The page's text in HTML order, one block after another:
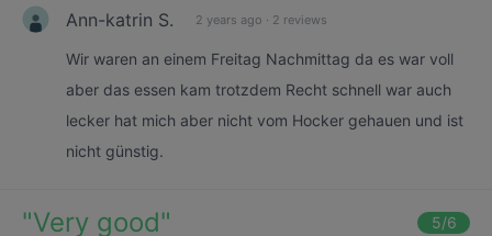
Ann-katrin S. 2 years ago · 2 reviews
Wir waren an einem Freitag Nachmittag da es war voll
aber das essen kam trotzdem Recht schnell war auch
lecker hat mich aber nicht vom Hocker gehauen und ist
nicht günstig.
"Very good" 5/6